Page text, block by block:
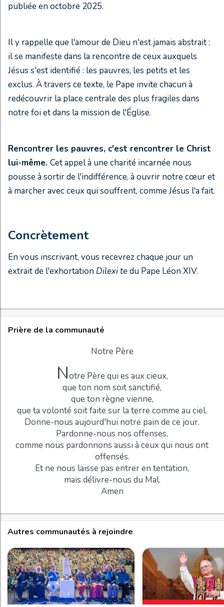
publiée en octobre 2025.
Il y rappelle que l'amour de Dieu n'est jamais abstrait :
il se manifeste dans la rencontre de ceux auxquels
Jésus s'est identifié : les pauvres, les petits et les
exclus. À travers ce texte, le Pape invite chacun à
redécouvrir la place centrale des plus fragiles dans
notre foi et dans la mission de l'Église.
Rencontrer les pauvres, c'est rencontrer le Christ
lui-même. Cet appel à une charité incarnée nous
pousse à sortir de l'indifférence, à ouvrir notre cœur et
à marcher avec ceux qui souffrent, comme Jésus l'a fait.
Concrètement
En vous inscrivant, vous recevrez chaque jour un
extrait de l'exhortation Dilexi tedu Pape Léon XIV.
Prière de la communauté
Notre Père
Notre Père qui es aux cieux,
que ton nom soit sanctifié,
que ton règne vienne,
que ta volonté soit faite sur la terre comme au ciel.
Donne-nous aujourd'hui notre pain de ce jour.
Pardonne-nous nos offenses,
comme nous pardonnons aussi à ceux qui nous ont
offensés.
Et ne nous laisse pas entrer en tentation,
mais délivre-nous du Mal.
Amen
Autres communautés à rejoindre